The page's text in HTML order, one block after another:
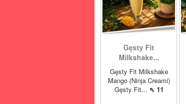
Gęsty Fit
Milkshake...
Gęsty Fit Milkshake
Mango (Ninja Creami)
Gęsty Fit... ⇖ 11